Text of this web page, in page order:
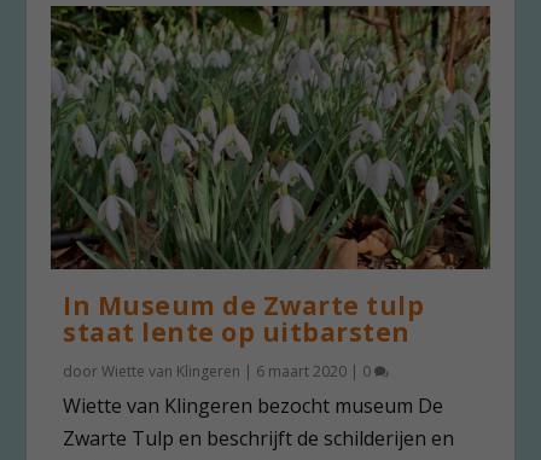
In Museum de Zwarte tulp
staat lente op uitbarsten
doorWiette van Klingeren | 6 maart 2020 | 0
Wiette van Klingeren bezocht museum De
Zwarte Tulp en beschrijft de schilderijen en